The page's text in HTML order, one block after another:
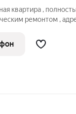
квартира ,
ремонтом ,
туалет и